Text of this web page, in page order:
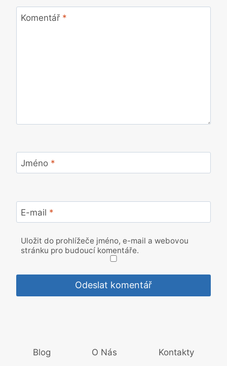
Komentář *
Jméno *
E-mail *
Uložit do prohlížeče jméno, e-mail a webovou
stránku pro budoucí komentáře.
Blog O Nás Kontakty